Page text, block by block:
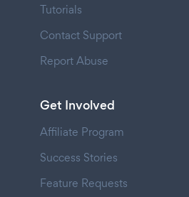
Tutorials
Contact Support
Report Abuse
Get Involved
Affiliate Program
Success Stories
Feature Requests